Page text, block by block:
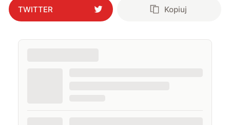
TWITTER Kopiuj